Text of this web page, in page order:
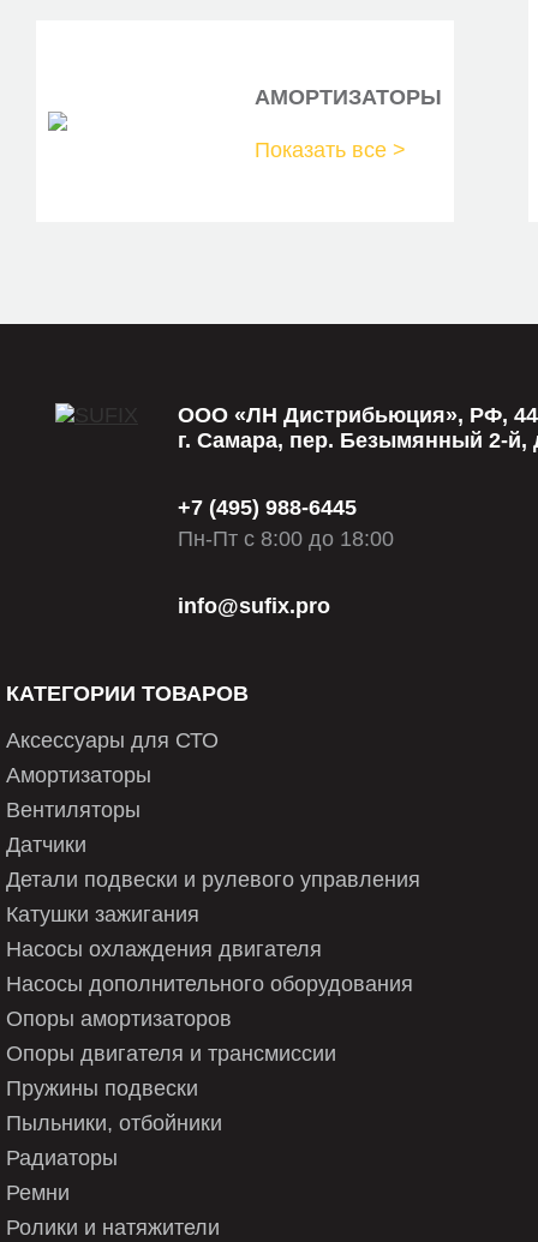
AVX13x655
01-30655-SX
АМОРТИЗАТОРЫ
Показать все >
ООО «ЛН Дистрибьюция», РФ,
г. Самара, пер. Безымянный 2-й,
+7 (495) 988-6445
Пн-Пт с 8:00 до 18:00
info@sufix.pro
КАТЕГОРИИ ТОВАРОВ
Аксессуары для СТО
Амортизаторы
Вентиляторы
Датчики
Детали подвески и рулевого управления
Катушки зажигания
Насосы охлаждения двигателя
Насосы дополнительного оборудования
Опоры амортизаторов
Опоры двигателя и трансмиссии
Пружины подвески
Пыльники, отбойники
Радиаторы
Ремни
Ролики и натяжители